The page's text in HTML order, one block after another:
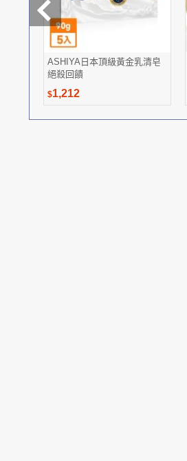
ASHIYA日本頂級黃金乳清皂
絕殺回饋
$1,212